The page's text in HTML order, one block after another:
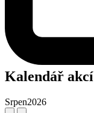
Kalendář akcí
Srpen2026